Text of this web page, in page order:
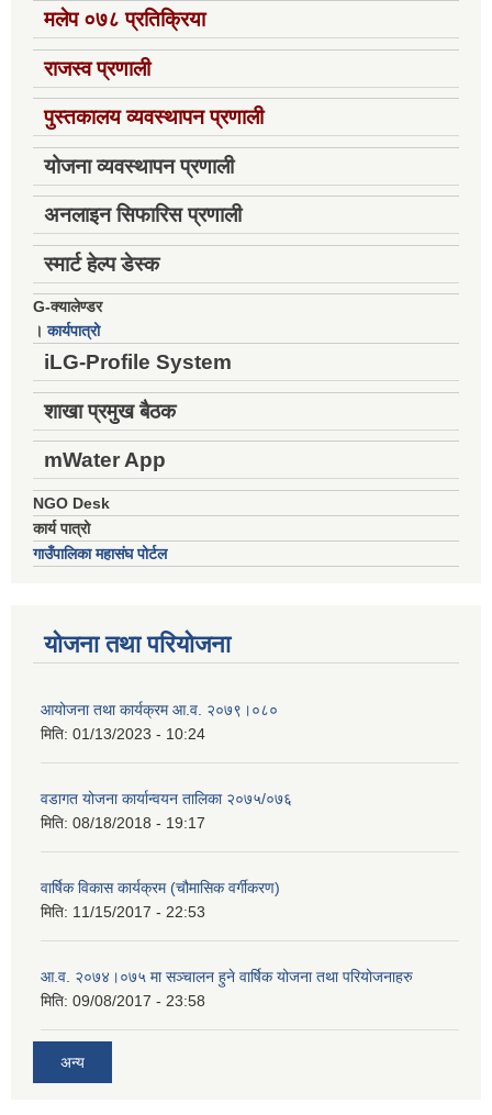
मलेप ०७८ प्रतिक्रिया
राजस्व प्रणाली
पुस्तकालय व्यवस्थापन प्रणाली
योजना व्यवस्थापन प्रणाली
अनलाइन सिफारिस प्रणाली
स्मार्ट हेल्प डेस्क
G-क्यालेण्डर
।कार्यपात्रो
iLG-Profile System
शाखा प्रमुख बैठक
mWater App
NGO Desk
कार्य पात्रो
गाउँपालिका महासंघ पोर्टल
योजना तथा परियोजना
आयोजना तथा कार्यक्रम आ.व. २०७९।०८०
मिति: 01/13/2023 - 10:24
वडागत योजना कार्यान्वयन तालिका २०७५/०७६
मिति: 08/18/2018 - 19:17
वार्षिक विकास कार्यक्रम (चौमासिक वर्गीकरण)
मिति: 11/15/2017 - 22:53
आ.व. २०७४।०७५ मा सञ्चालन हुने वार्षिक योजना तथा परियोजनाहरु
मिति: 09/08/2017 - 23:58
अन्य